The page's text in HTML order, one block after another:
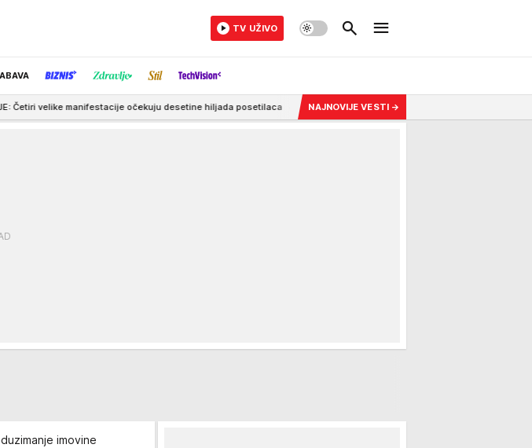
TV UŽIVO
manifestacije očekuju desetine hiljada posetilaca 2:47 BEZOBRAZNO I TOTALNO NEPOTREBNO PROZVAO
NAJNOVIJE VESTI →
imovine